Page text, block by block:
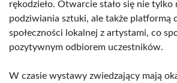
rękodzieło. Otwarcie stało się nie tylko
podziwiania sztuki, ale także platformą
społeczności lokalnej z artystami, co
pozytywnym odbiorem uczestników.
W czasie wystawy zwiedzający mają